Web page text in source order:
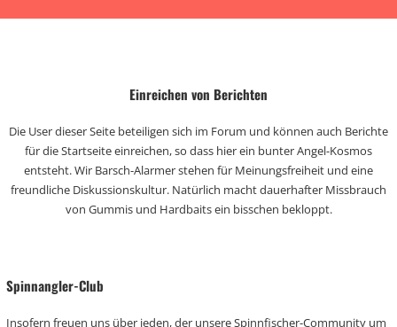
Einreichen von Berichten
Die User dieser Seite beteiligen sich im Forum und können auch Berichte
für die Startseite einreichen, so dass hier ein bunter Angel-Kosmos
entsteht. Wir Barsch-Alarmer stehen für Meinungsfreiheit und eine
freundliche Diskussionskultur. Natürlich macht dauerhafter Missbrauch
von Gummis und Hardbaits ein bisschen bekloppt.
Spinnangler-Club
Insofern freuen uns über jeden, der unsere Spinnfischer-Community um